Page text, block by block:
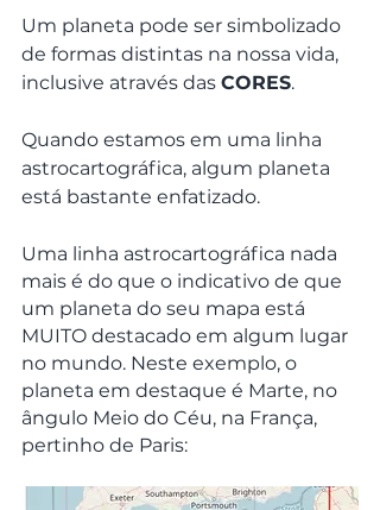
Um planeta pode ser simbolizado
de formas distintas na nossa vida,
inclusive através das CORES.
Quando estamos em uma linha
astrocartográfica, algum planeta
está bastante enfatizado.
Uma linha astrocartográfica nada
mais é do que o indicativo de que
um planeta do seu mapa está
MUITO destacado em algum lugar
no mundo. Neste exemplo, o
planeta em destaque é Marte, no
ângulo Meio do Céu, na França,
pertinho de Paris: